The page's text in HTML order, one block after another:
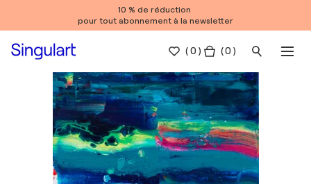
10 % de réduction
pour tout abonnement à la newsletter
(0 ) ( 0 )